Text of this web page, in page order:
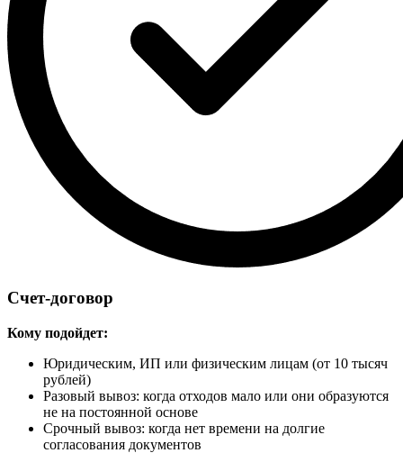
Счет-договор
Кому подойдет:
Юридическим, ИП или физическим лицам (от 10 тысяч
рублей)
Разовый вывоз: когда отходов мало или они образуются
не на постоянной основе
Срочный вывоз: когда нет времени на долгие
согласования документов